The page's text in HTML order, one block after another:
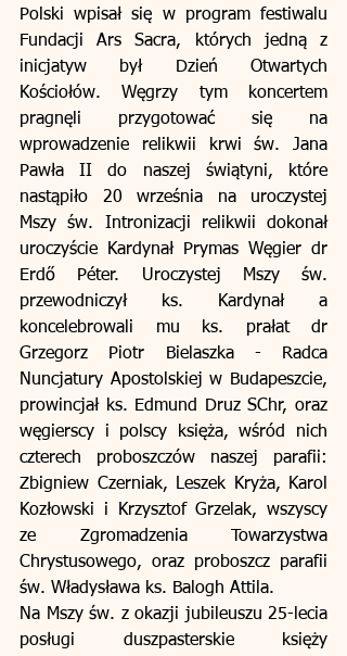
Polski wpisał się w program festiwalu
Fundacji Ars Sacra, których jedną z
inicjatyw był Dzień Otwartych
Kościołów. Węgrzy tym koncertem
pragnęli przygotować się na
wprowadzenie relikwii krwi św. Jana
Pawła II do naszej świątyni, które
nastąpiło 20 września na uroczystej
Mszy św. Intronizacji relikwii dokonał
uroczyście Kardynał Prymas Węgier dr
Erdő Péter. Uroczystej Mszy św.
przewodniczył ks. Kardynał a
koncelebrowali mu ks. prałat dr
Grzegorz Piotr Bielaszka - Radca
Nuncjatury Apostolskiej w Budapeszcie,
prowincjał ks. Edmund Druz SChr, oraz
węgierscy i polscy księża, wśród nich
czterech proboszczów naszej parafii:
Zbigniew Czerniak, Leszek Kryża, Karol
Kozłowski i Krzysztof Grzelak, wszyscy
ze Zgromadzenia Towarzystwa
Chrystusowego, oraz proboszcz parafii
św. Władysława ks. Balogh Attila.
Na Mszy św. z okazji jubileuszu 25-lecia
posługi duszpasterskie księży